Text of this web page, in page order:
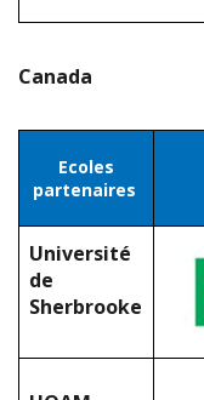
Canada
Ecoles
partenaires
Université
de
Sherbrooke